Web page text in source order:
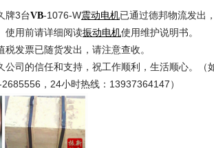
3台VB-1076-W震动电机已通过德邦物流发出
使用前请详细阅读振动电机使用维护说明书。
发票已随货发出，请注意查收。
司的信任和支持，祝工作顺利，生活顺心。（
，24小时热线：13937364147）